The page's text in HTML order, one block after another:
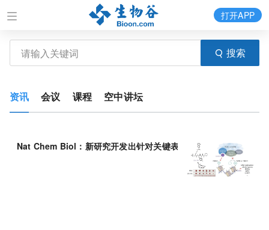
搜索
打开APP
资讯 会议 课程 空中讲坛
Nat Chem Biol：新研究开发出针对关键表观遗传调控因子的首创